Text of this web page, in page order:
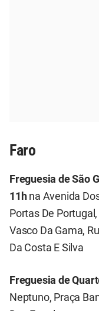
Faro
Freguesia de São
11hna Avenida
Portas De
Vasco Da Gama,
Da Costa E Silva
Freguesia de
Neptuno, Praça